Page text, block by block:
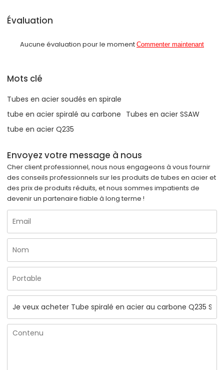
Évaluation
Aucune évaluation pour le moment Commenter maintenant
Mots clé
Tubes en acier soudés en spirale
tube en acier spiralé au carbone Tubes en acier SSAW
tube en acier Q235
Envoyez votre message à nous
Cher client professionnel, nous nous engageons à vous fournir
des conseils professionnels sur les produits de tubes en acier et
des prix de produits réduits, et nous sommes impatients de
devenir un partenaire fiable à long terme !